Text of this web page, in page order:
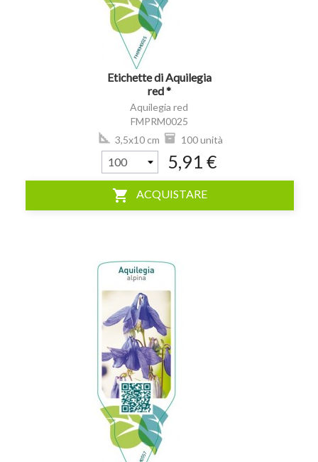
Etichette di Aquilegia
red *
Aquilegia red
FMPRM0025
3,5x10 cm
100 unità
5,91 €
shopping_cart ACQUISTARE